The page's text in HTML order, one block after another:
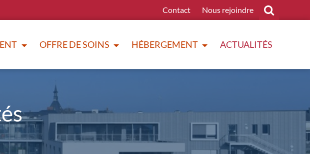
Contact Nous rejoindre
OFFRE DE SOINS HÉBERGEMENT ACTUALITÉS